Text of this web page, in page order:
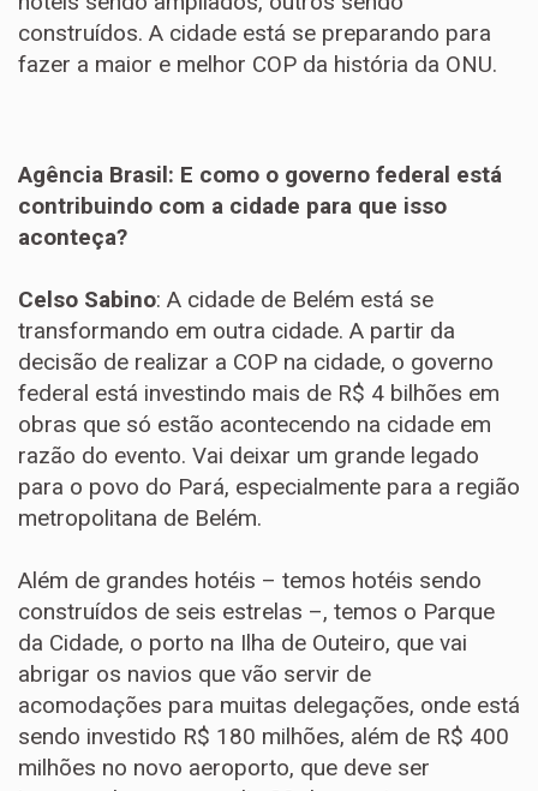
construídos. A cidade está se preparando para
fazer a maior e melhor COP da história da ONU.
Agência Brasil: E como o governo federal está
contribuindo com a cidade para que isso
aconteça?
Celso Sabino: A cidade de Belém está se
transformando em outra cidade. A partir da
decisão de realizar a COP na cidade, o governo
federal está investindo mais de R$ 4 bilhões em
obras que só estão acontecendo na cidade em
razão do evento. Vai deixar um grande legado
para o povo do Pará, especialmente para a região
metropolitana de Belém.
Além de grandes hotéis – temos hotéis sendo
construídos de seis estrelas –, temos o Parque
da Cidade, o porto na Ilha de Outeiro, que vai
abrigar os navios que vão servir de
acomodações para muitas delegações, onde está
sendo investido R$ 180 milhões, além de R$ 400
milhões no novo aeroporto, que deve ser